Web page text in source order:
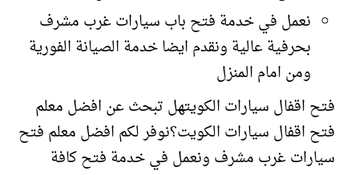
نعمل في خدمة فتح باب سيارات غرب مشرف
بحرفية عالية ونقدم ايضا خدمة الصيانة الفورية
ومن امام المنزل
فتح اقفال سيارات الكويتهل تبحث عن افضل معلم
فتح اقفال سيارات الكويت؟نوفر لكم افضل معلم فتح
سيارات غرب مشرف ونعمل في خدمة فتح كافة